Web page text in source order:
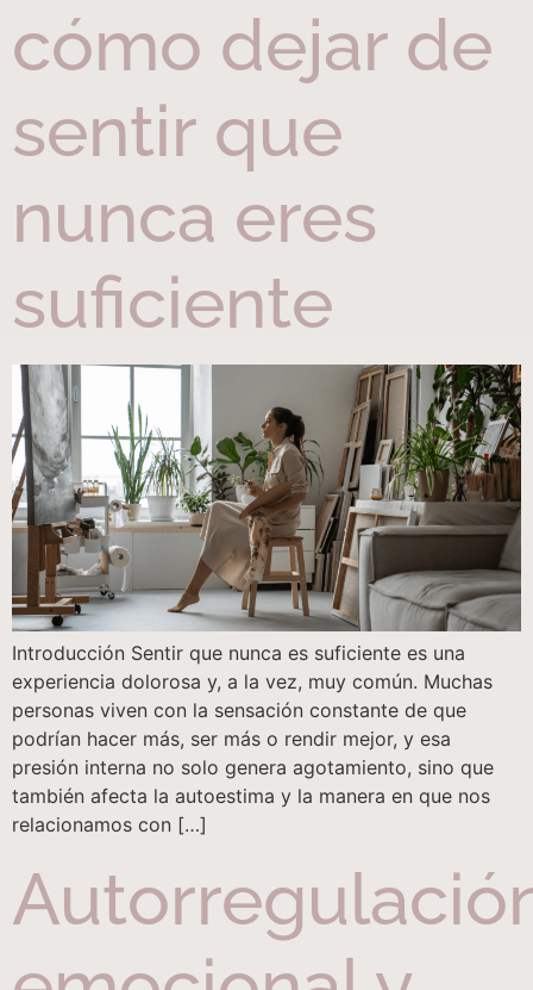
cómo dejar de
sentir que
nunca eres
suficiente
Introducción Sentir que nunca es suficiente es una
experiencia dolorosa y, a la vez, muy común. Muchas
personas viven con la sensación constante de que
podrían hacer más, ser más o rendir mejor, y esa
presión interna no solo genera agotamiento, sino que
también afecta la autoestima y la manera en que nos
relacionamos con […]